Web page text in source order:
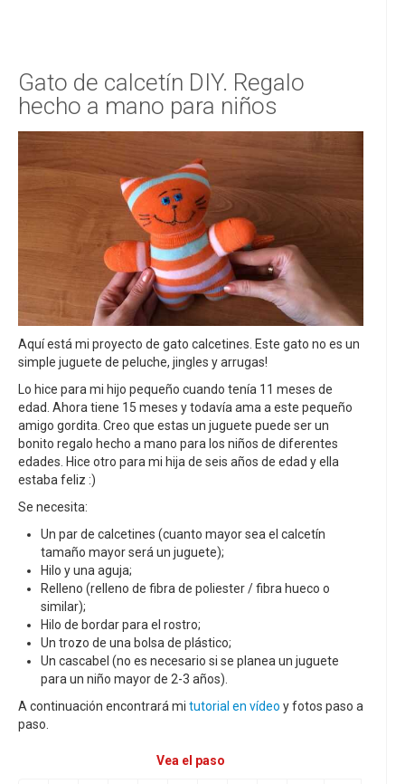
Gato de calcetín DIY. Regalo
hecho a mano para niños
Aquí está mi proyecto de gato calcetines. Este gato no es un
simple juguete de peluche, jingles y arrugas!
Lo hice para mi hijo pequeño cuando tenía 11 meses de
edad. Ahora tiene 15 meses y todavía ama a este pequeño
amigo gordita. Creo que estas un juguete puede ser un
bonito regalo hecho a mano para los niños de diferentes
edades. Hice otro para mi hija de seis años de edad y ella
estaba feliz :)
Se necesita:
Un par de calcetines (cuanto mayor sea el calcetín
tamaño mayor será un juguete);
Hilo y una aguja;
Relleno (relleno de fibra de poliester / fibra hueco o
similar);
Hilo de bordar para el rostro;
Un trozo de una bolsa de plástico;
Un cascabel (no es necesario si se planea un juguete
para un niño mayor de 2-3 años).
A continuación encontrará mi tutorial en vídeo y fotos paso a
paso.
Vea el paso